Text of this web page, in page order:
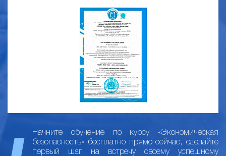
Начните обучение по курсу «Экономическая
безопасность» бесплатно прямо сейчас, сделайте
первый шаг на встречу своему успешному